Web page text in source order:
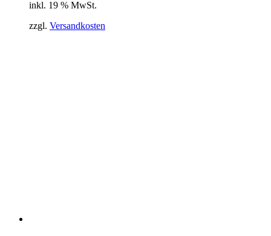
inkl. 19 % MwSt.
zzgl. Versandkosten